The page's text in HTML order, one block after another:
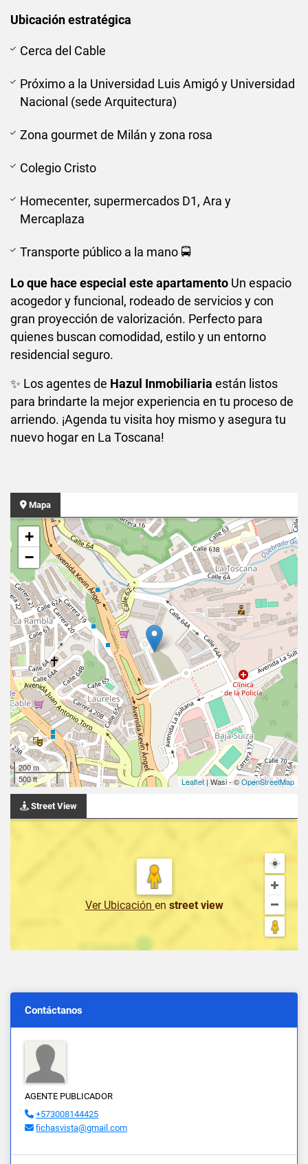
Ubicación estratégica
Cerca del Cable
Próximo a la Universidad Luis Amigó y Universidad
Nacional (sede Arquitectura)
Zona gourmet de Milán y zona rosa
Colegio Cristo
Homecenter, supermercados D1, Ara y
Mercaplaza
Transporte público a la mano 🚍
Lo que hace especial este apartamento Un espacio
acogedor y funcional, rodeado de servicios y con
gran proyección de valorización. Perfecto para
quienes buscan comodidad, estilo y un entorno
residencial seguro.
✨ Los agentes de Hazul Inmobiliaria están listos
para brindarte la mejor experiencia en tu proceso de
arriendo. ¡Agenda tu visita hoy mismo y asegura tu
nuevo hogar en La Toscana!
Mapa
+
−
200 m
500 ft
Leaflet | Wasi - ©OpenStreetMap
Street View
Ver Ubicación en street view
Contáctanos
AGENTE PUBLICADOR
+573008144425
fichasvista@gmail.com